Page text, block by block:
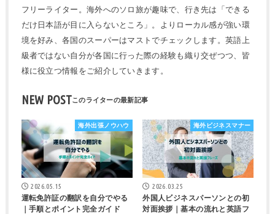
フリーライター。海外へのソロ旅が趣味で、行き先は「できる
だけ日本語が目に入らないところ」。よりローカル感が強い環
境を好み、各国のスーパーはマストでチェックします。英語上
級者ではない自分が各国に行った際の経験も織り交ぜつつ、皆
様に役立つ情報をご紹介していきます。
NEW POST
海外出張ノウハウ
2026.05.15
運転免許証の翻訳を自分でやる
｜手順とポイント完全ガイド
海外ビジネスマナー
2026.03.25
外国人ビジネスパーソンとの初
対面挨拶｜基本の流れと英語フ